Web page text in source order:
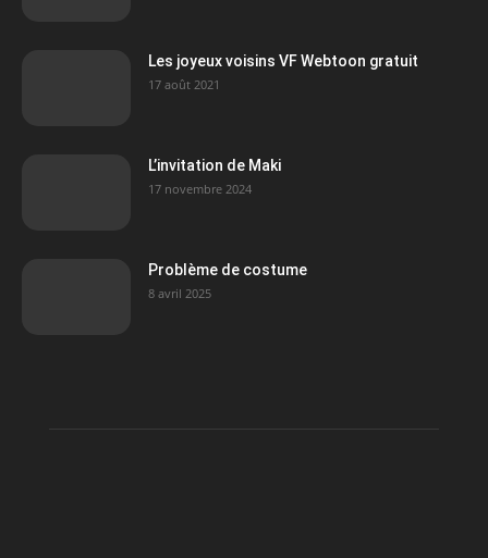
Les joyeux voisins VF Webtoon gratuit
17 août 2021
L’invitation de Maki
17 novembre 2024
Problème de costume
8 avril 2025